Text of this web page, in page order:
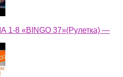
8 «BINGO 37»(Рулетка) —